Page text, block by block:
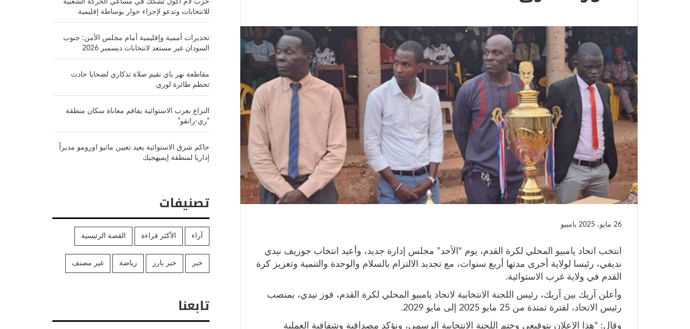
26 مايو، 2025 يامبيو
انتخب اتحاد يامبيو المحلي لكرة القدم، يوم “الأحد” مجلس إدارة جديد، وأعيد انتخاب جوزيف نيدي
نديفي، رئيسا لولاية أخرى مدتها أربع سنوات، مع تجديد الالتزام بالسلام والوحدة والتنمية وتعزيز كرة
القدم في ولاية غرب الاستوائية.
وأعلن آريك بين آريك، رئيس اللجنة الانتخابية لاتحاد يامبيو المحلي لكرة القدم، فوز نيدي، بمنصب
رئيس الاتحاد، لفترة تمتدة من 25 مايو 2025 إلى مايو 2029.
وقال: “هذا الإعلان بتوقيعي وختم اللجنة الانتخابية الرسمي، ونؤكد مصداقية وشفافية العملية
حزب لام أكول تشكك في مساعي الحركة الشعبية
للانتخابات وتدعو لإجراء حوار بوساطة إقليمية
تحذيرات أممية وإقليمية أمام مجلس الأمن: جنوب
السودان غير مستعد لانتخابات ديسمبر 2026
مقاطعة نهر ياي تقيم صلاة تذكاري لضحايا حادث
تحطم طائرة لوري
النزاع بغرب الاستوائية يفاقم معاناة سكان منطقة
“ري-رانقو”
حاكم شرق الاستوائية يعيد تعيين ماثيو اورومو مديراً
إداريا لمنطقة إيميهجيك
تصنيفات
آراء الأكثر قراءة القصة الرئيسية
خبر خبر بارز رياضة غير مصنف
تابعنا